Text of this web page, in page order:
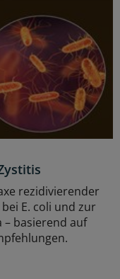
rezidivierender
E. coli und zur
basierend auf